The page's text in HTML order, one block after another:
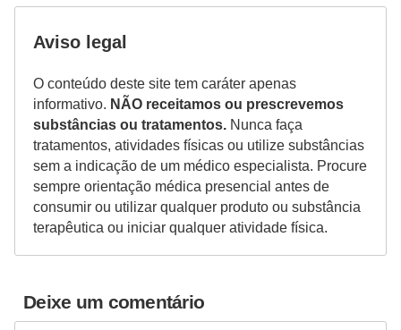
Aviso legal
O conteúdo deste site tem caráter apenas
informativo. NÃO receitamos ou prescrevemos
substâncias ou tratamentos. Nunca faça
tratamentos, atividades físicas ou utilize substâncias
sem a indicação de um médico especialista. Procure
sempre orientação médica presencial antes de
consumir ou utilizar qualquer produto ou substância
terapêutica ou iniciar qualquer atividade física.
Deixe um comentário